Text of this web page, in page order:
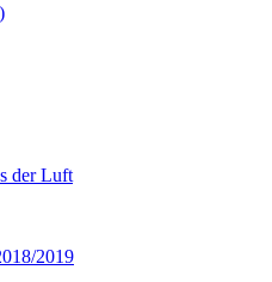
der Luft
2019